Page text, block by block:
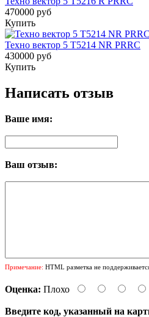
470000 руб
Купить
Техно вектор 5 T5214 NR PRRC
430000 руб
Купить
Написать отзыв
Ваше имя:
Ваш отзыв:
Примечание: HTML разметка не
Оценка: Плохо
Введите код, указанный на